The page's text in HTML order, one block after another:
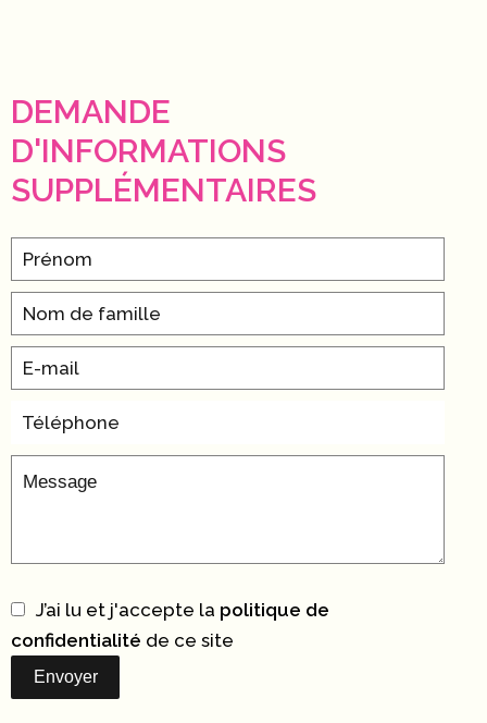
DEMANDE
D'INFORMATIONS
SUPPLÉMENTAIRES
J’ai lu et j'accepte la politique de
confidentialité de ce site
Envoyer